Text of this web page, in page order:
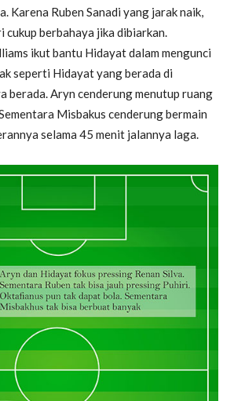
Karena Ruben Sanadi yang jarak naik,
cukup berbahaya jika dibiarkan.
ikut bantu Hidayat dalam mengunci
seperti Hidayat yang berada di
berada. Aryn cenderung menutup ruang
Misbakus cenderung bermain
selama 45 menit jalannya laga.